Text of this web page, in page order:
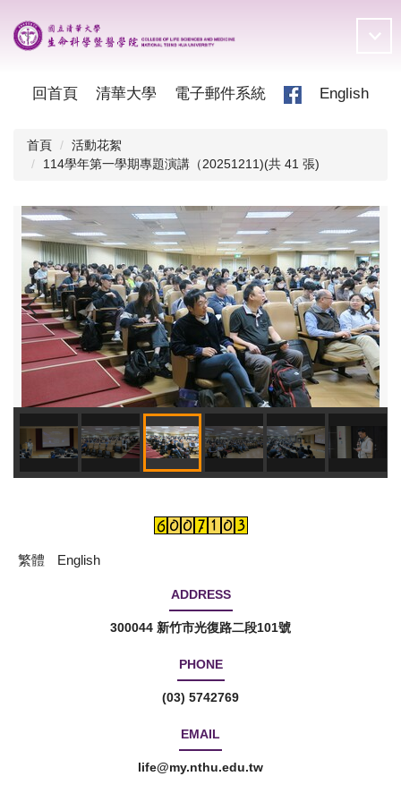
到
主
回首頁 清華大學 電子郵件系統 English
首頁
活動花絮
114學年第一學期專題演講（20251211)(共 41 張)
繁體 English
ADDRESS
300044 新竹市光復路二段101號
PHONE
(03) 5742769
EMAIL
life@my.nthu.edu.tw